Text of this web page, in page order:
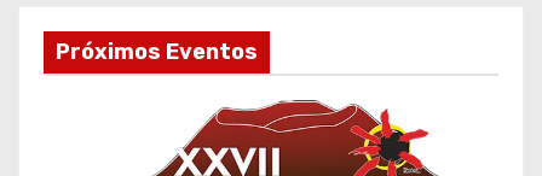
v
e
Próximos Eventos